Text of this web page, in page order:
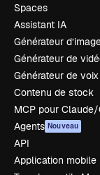
Spaces
Assistant IA
Générateur
Générateur de
Générateur de
Contenu de stock
MCP pour Claude/
Agents Nouveau
API
Application mobile